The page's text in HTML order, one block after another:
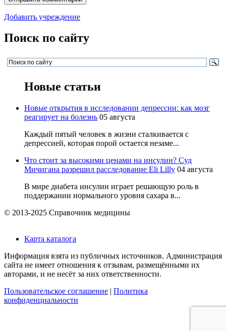
Добавить учреждение
Поиск по сайту
Новые статьи
Новые открытия в исследовании депрессии: как мозг
реагирует на болезнь 05 августа
Каждый пятый человек в жизни сталкивается с
депрессией, которая порой остается незаме...
Что стоит за высокими ценами на инсулин? Суд
Мичигана разрешил расследование Eli Lilly 04 августа
В мире диабета инсулин играет решающую роль в
поддержании нормального уровня сахара в...
© 2013-2025 Справочник медицины
Карта каталога
Информация взята из публичных источников. Администрация
сайта не имеет отношения к отзывам, размещёнными их
авторами, и не несёт за них ответственности.
Пользовательское соглашение | Политика
конфиденциальности